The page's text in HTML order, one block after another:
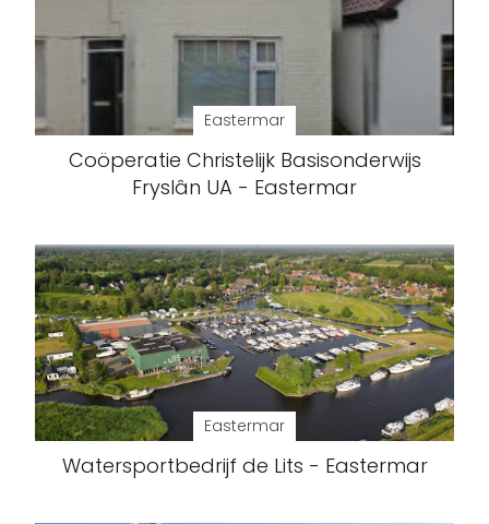
Eastermar
Coöperatie Christelijk Basisonderwijs
Fryslân UA - Eastermar
Eastermar
Watersportbedrijf de Lits - Eastermar